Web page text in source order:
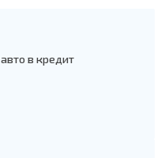
в кредит